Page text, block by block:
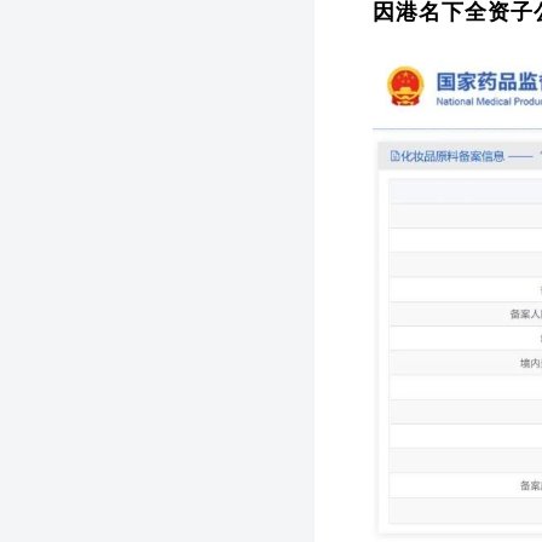
因港名下全资子